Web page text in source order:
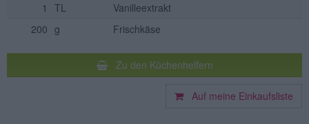
1
TL
Vanilleextrakt
200 g Frischkäse
Zu den Küchenhelfern
Auf meine Einkaufsliste